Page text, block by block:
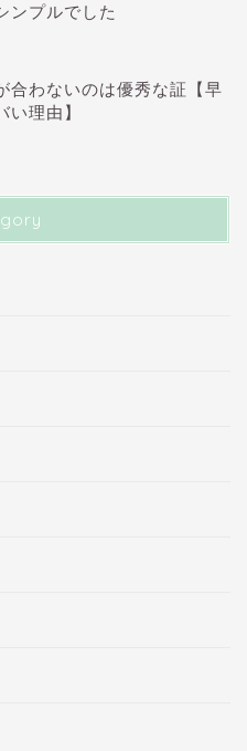
ンプルでした
合わないのは優秀な証【早
い理由】